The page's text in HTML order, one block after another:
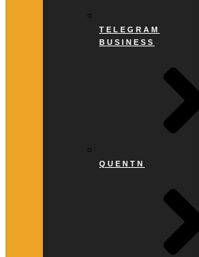
TELEGRAM
BUSINESS
QUENTN